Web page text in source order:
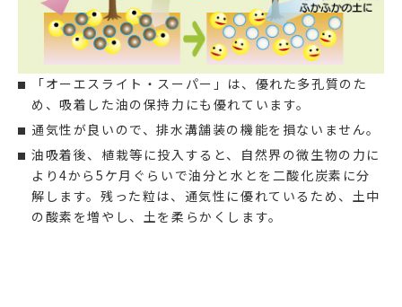
「オーエスライト・スーパー」は、優れた多孔質のた
め、吸着した油の保持力にも優れています。
通気性が良いので、排水溝舗装の機能を損ないません。
油吸着後、植栽等に投入すると、自然界の微生物の力に
より4から5ケ月ぐらいで油分と水とを二酸化炭素に分
解します。残った粒は、通気性に優れているため、土中
の酸素を増やし、土を柔らかくします。